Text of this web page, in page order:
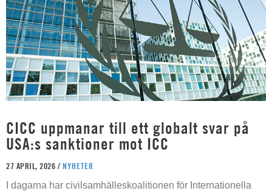
CICC uppmanar till ett globalt svar på
USA:s sanktioner mot ICC
27 APRIL, 2026 / NYHETER
I dagarna har civilsamhälleskoalitionen för Internationella